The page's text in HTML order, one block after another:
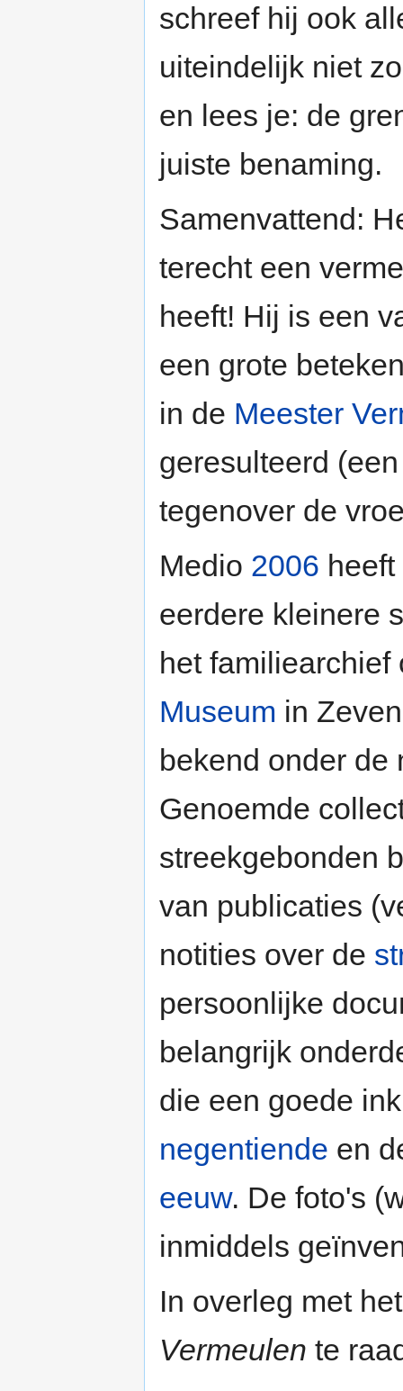
schreef hij ook
uiteindelijk niet
en lees je: de
juiste benaming.
Samenvattend:
terecht een
heeft! Hij is een
een grote
in de Meester
geresulteerd
tegenover de
Medio 2006
eerdere kleinere
het
Museum in
bekend onder
Genoemde
streekgebonden
van publicaties
notities over de
persoonlijke
belangrijk
die een goede
negentiende en
eeuw. De foto's
inmiddels
In overleg met
Vermeulen te